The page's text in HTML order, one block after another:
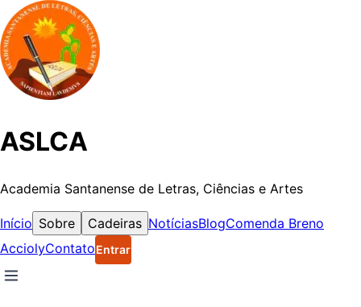
ASLCA
Academia Santanense de Letras, Ciências e Artes
Início Sobre Cadeiras NotíciasBlogComenda Breno
AcciolyContatoEntrar